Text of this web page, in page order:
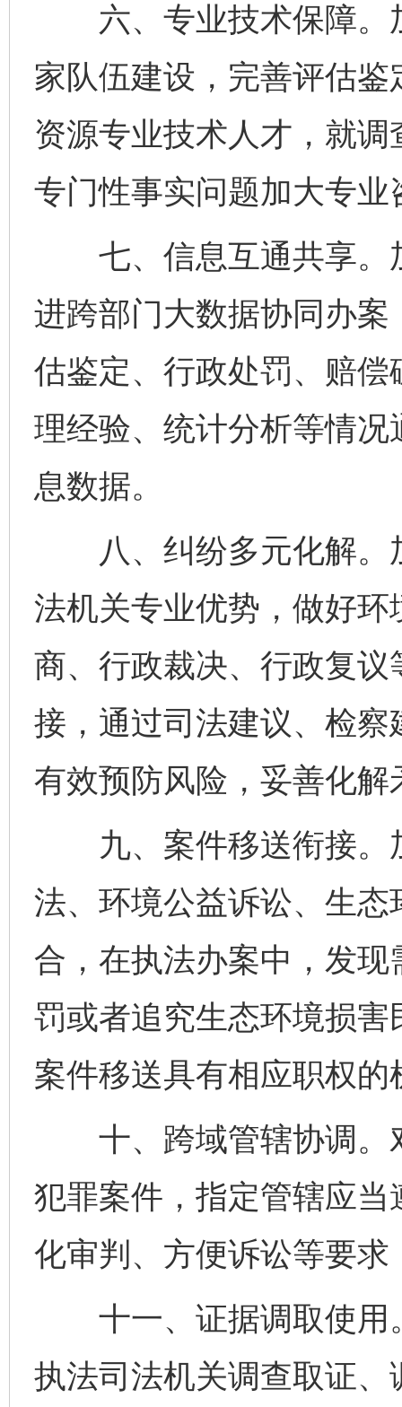
六、专业技术保障。
家队伍建设，完善评估
资源专业技术人才，就
专门性事实问题加大专
七、信息互通共享。
进跨部门大数据协同办
估鉴定、行政处罚、赔
理经验、统计分析等情
息数据。
八、纠纷多元化解。
法机关专业优势，做好
商、行政裁决、行政复
接，通过司法建议、检
有效预防风险，妥善化解
九、案件移送衔接。
法、环境公益诉讼、生
合，在执法办案中，发
罚或者追究生态环境损
案件移送具有相应职权的
十、跨域管辖协调。
犯罪案件，指定管辖应
化审判、方便诉讼等要
十一、证据调取使用
执法司法机关调查取证